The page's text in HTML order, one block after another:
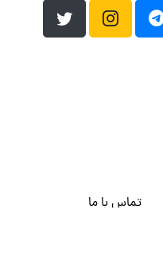
تماس با ما